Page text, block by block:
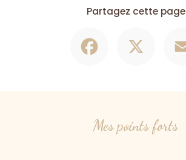
Partagez cette page
Mes points forts